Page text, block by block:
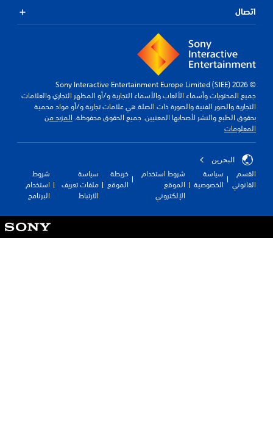
اتصال
جميع المحتويات وأسماء الألعاب والأسماء التجارية و/أو المظهر التجاري والعلامات
التجارية والصور الفنية والصورة ذات الصلة هي علامات تجارية و/أو مواد محمية
بحقوق الطبع والنشر لأصحابها المعنيين. جميع الحقوق محفوظة.المزيد من
المعلومات
البحرين
القسم
القانوني
سياسة
الخصوصية
شروط استخدام
الموقع
الإلكتروني
خريطة
الموقع
سياسة
ملفات تعريف
الارتباط
شروط
استخدام
البرنامج